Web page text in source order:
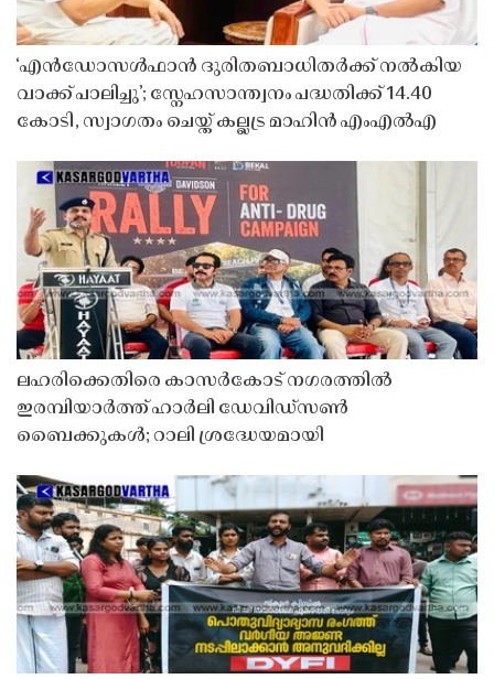
‘എൻഡോസൾഫാൻ ദുരിതബാധിതർക്ക് നൽകിയ
വാക്ക് പാലിച്ചു’; സ്നേഹസാന്ത്വനം പദ്ധതിക്ക് 14.40
കോടി, സ്വാഗതം ചെയ്ത് കല്ലട്ര മാഹിൻ എംഎൽഎ
ലഹരിക്കെതിരെ കാസർകോട് നഗരത്തിൽ
ഇരമ്പിയാർത്ത് ഹാർലി ഡേവിഡ്‌സൺ
ബൈക്കുകൾ; റാലി ശ്രദ്ധേയമായി